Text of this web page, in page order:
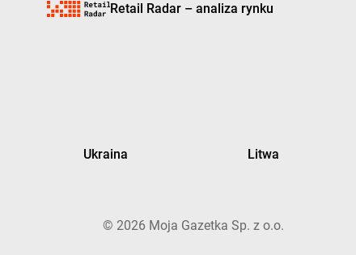
Retail Radar – analiza rynku
Ukraina Litwa
© 2026 Moja Gazetka Sp. z o.o.